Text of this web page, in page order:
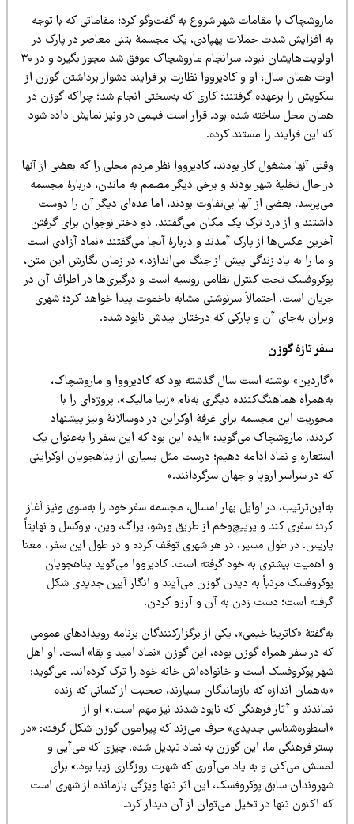
با مقامات شهر شروع به گفت‌وگو کرد؛ مقاماتی که با توجه
افزایش شدت حملات پهپادی، یک مجسمۀ بتنی معاصر در پارک در
اولویت‌هایشان نبود. سرانجام ماروشچاک موفق شد مجوز بگیرد و در ۳۰
همان سال، او و کادیرووا نظارت بر فرایند دشوار برداشتن گوزن از
را برعهده گرفتند؛ کاری که به‌سختی انجام شد؛ چراکه گوزن در
محل ساخته شده بود. قرار است فیلمی در ونیز نمایش داده شود
این فرایند را مستند کرده.
آنها مشغول کار بودند، کادیرووا نظر مردم محلی را که بعضی از آنها
حال تخلیۀ شهر بودند و برخی دیگر مصمم به ماندن، دربارۀ مجسمه
بعضی از آنها بی‌تفاوت بودند، اما عده‌ای دیگر آن را دوست
و از درد ترک یک مکان می‌گفتند. دو دختر نوجوان برای گرفتن
عکس‌ها از پارک آمدند و دربارۀ آنجا می‌گفتند «نماد آزادی است
ما را به یاد زندگی پیش از جنگ می‌اندازد.» در زمان نگارش این متن،
تحت کنترل نظامی روسیه است و درگیری‌ها در اطراف آن در
است. احتمالاً سرنوشتی مشابه باخموت پیدا خواهد کرد؛ شهری
به‌جای آن و پارکی که درختان بیدش نابود شده.
تازۀ گوزن
نوشته است سال گذشته بود که کادیرووا و ماروشچاک،
هماهنگ‌کننده دیگری به‌نام «زنیا مالیک»، پروژه‌ای را با
این مجسمه برای غرفۀ اوکراین در دوسالانۀ ونیز پیشنهاد
ماروشچاک می‌گوید: «ایده این بود که این سفر را به‌عنوان یک
و نماد ادامه دهیم؛ درست مثل بسیاری از پناهجویان اوکراینی
در سراسر اروپا و جهان سرگردانند.»
در اوایل بهار امسال، مجسمه سفر خود را به‌سوی ونیز آغاز
سفری کند و پرپیچ‌وخم از طریق ورشو، پراگ، وین، بروکسل و نهایتاً
در طول مسیر، در هر شهری توقف کرده و در طول این سفر، معنا
اهمیت بیشتری به خود گرفته است. کادیرووا می‌گوید پناهجویان
مرتباً به دیدن گوزن می‌آیند و انگار آیین جدیدی شکل
است؛ دست زدن به آن و آرزو کردن.
«کاترینا خیمی»، یکی از برگزارکنندگان برنامه رویدادهای عمومی
در سفر همراه گوزن بوده، این گوزن «نماد امید و بقا» است. او اهل
پوکروفسک است و خانواده‌اش خانه خود را ترک کرده‌اند. می‌گوید:
اندازه که بازماندگان بسیارند، صحبت از کسانی که زنده
و آثار فرهنگی که نابود شدند نیز مهم است.» او از
جدیدی» حرف می‌زند که پیرامون گوزن شکل گرفته: «در
فرهنگی ما، این گوزن به نماد تبدیل شده. چیزی که می‌آیی و
می‌کنی و به یاد می‌آوری که شهرت روزگاری زیبا بود.» برای
سابق پوکروفسک، این اثر تنها ویژگی بازمانده از شهری است
اکنون تنها در تخیل می‌توان از آن دیدار کرد.